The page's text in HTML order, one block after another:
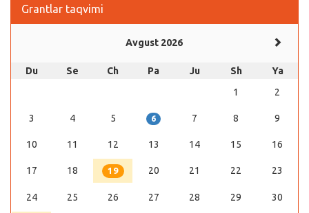
Grantlar taqvimi
Avgust 2026
Du Se Ch Pa Ju Sh
Ya
1
2
3 4 5 6 7 8 9
10 11 12 13 14 15 16
17 18 19 20 21 22 23
24 25 26 27 28 29 30